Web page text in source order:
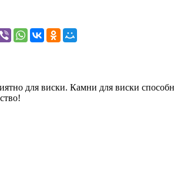
для виски. Камни для виски